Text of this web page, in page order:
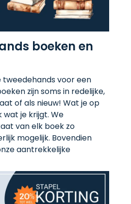
boeken en
tweedehands voor een
zijn soms in redelijke,
of als nieuw! Wat je op
wat je krijgt. We
van elk boek zo
mogelijk. Bovendien
aantrekkelijke